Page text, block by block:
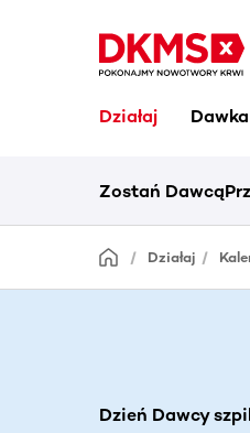
Działaj
Zostań Dawcą
Działaj
Dzień Dawcy